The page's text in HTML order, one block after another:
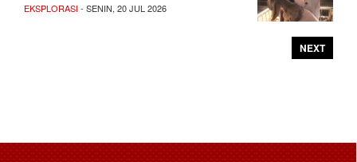
EKSPLORASI- SENIN, 20 JUL 2026
NEXT